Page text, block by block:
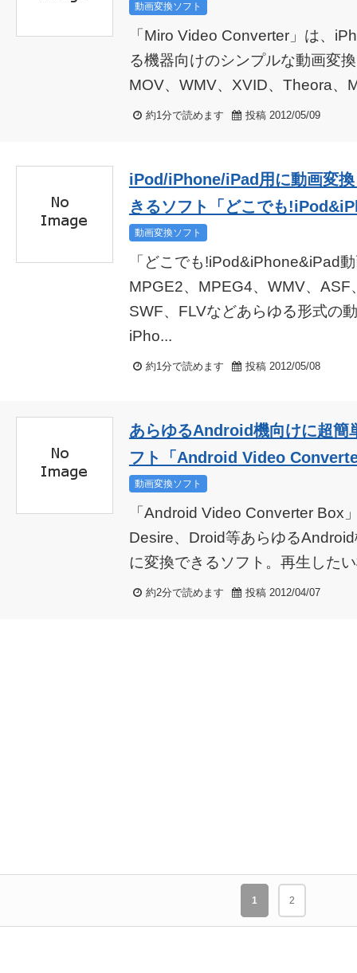
動画変換ソフト
「Miro Video Converter」は、
る機器向けのシンプルな動画変
MOV、WMV、XVID、Theora、
約1分で読めます 投稿 2012/05/09
iPod/iPhone/iPad用に動画変
きるソフト「どこでも
動画変換ソフト
「どこでも!iPod&iPhone&iPad
MPGE2、MPEG4、WMV、ASF
SWF、FLVなどあらゆる形式の
iPho...
約1分で読めます 投稿 2012/05/08
あらゆるAndroid機向けに超簡
フト「Android Video
動画変換ソフト
「Android Video Converter Box
Desire、Droid等あらゆる
に変換できるソフト。再生した
約2分で読めます 投稿 2012/04/07
1 2